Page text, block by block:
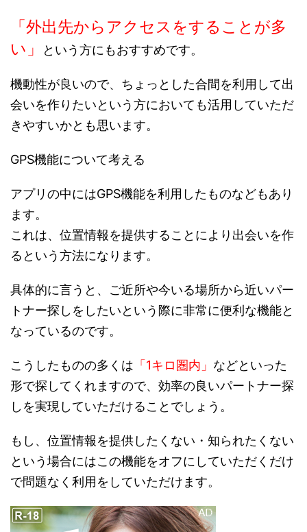
「外出先からアクセスをすることが多
い」
という方にもおすすめです。
機動性が良いので、ちょっとした合間を利用して出
会いを作りたいという方においても活用していただ
きやすいかとも思います。
GPS機能について考える
アプリの中にはGPS機能を利用したものなどもあり
ます。
これは、位置情報を提供することにより出会いを作
るという方法になります。
具体的に言うと、ご近所や今いる場所から近いパー
トナー探しをしたいという際に非常に便利な機能と
なっているのです。
こうしたものの多くは 「1キロ圏内」 などといった
形で探してくれますので、効率の良いパートナー探
しを実現していただけることでしょう。
もし、位置情報を提供したくない・知られたくない
という場合にはこの機能をオフにしていただくだけ
で問題なく利用をしていただけます。